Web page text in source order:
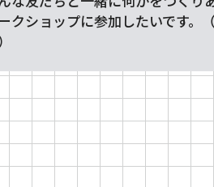
クショップに参加したいです。